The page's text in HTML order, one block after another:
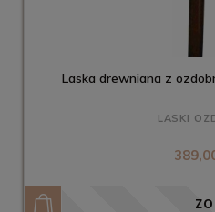
Laska drewniana z
LASKI